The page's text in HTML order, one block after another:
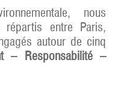
nous
répartis entre Paris,
autour de cinq
– Responsabilité –